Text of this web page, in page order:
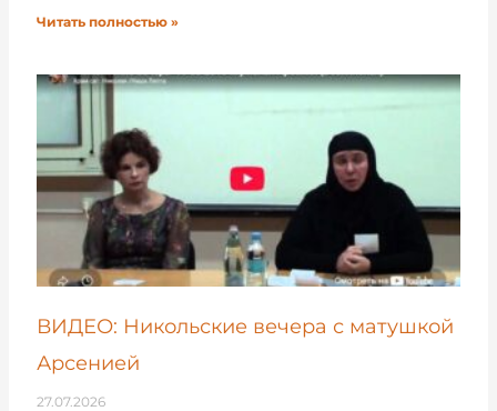
Читать полностью »
ВИДЕО: Никольские вечера с матушкой
Арсенией
27.07.2026